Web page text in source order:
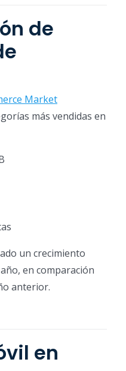
de
Market
más vendidas en
un crecimiento
en comparación
anterior.
en